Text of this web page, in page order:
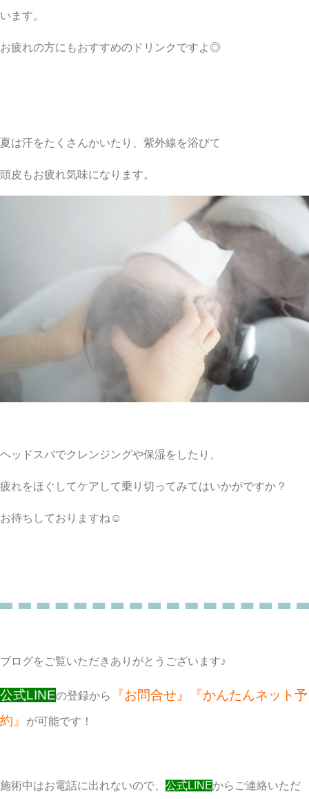
います。
お疲れの方にもおすすめのドリンクですよ◎
夏は汗をたくさんかいたり、紫外線を浴びて
頭皮もお疲れ気味になります。
ヘッドスパでクレンジングや保湿をしたり、
疲れをほぐしてケアして乗り切ってみてはいかがですか？
お待ちしておりますね☺︎
ブログをご覧いただきありがとうございます♪
公式LINEの登録から
『お問合せ』『かんたんネット予
約』
が可能です！
施術中はお電話に出れないので、 公式LINEからご連絡いただ